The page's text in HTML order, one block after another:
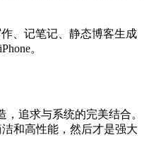
作、记笔记、静态博客生成
。
，追求与系统的完美结合。
和高性能，然后才是强大